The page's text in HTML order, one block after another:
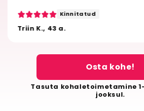
Kinnitatud
Triin K., 43 a.
Osta kohe!
Tasuta kohaletoimetamine
jooksul.